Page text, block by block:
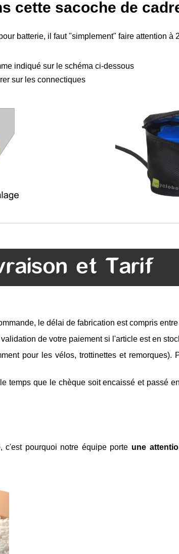
cette sacoche de
batterie, il faut "simplement" faire attention à
indiqué sur le schéma ci-dessous
sur les connectiques
et Tarif
le délai de fabrication est compris
de votre paiement si l'article est en
pour les vélos, trottinettes et
temps que le chèque soit encaissé et passé
, c'est pourquoi notre équipe porte une